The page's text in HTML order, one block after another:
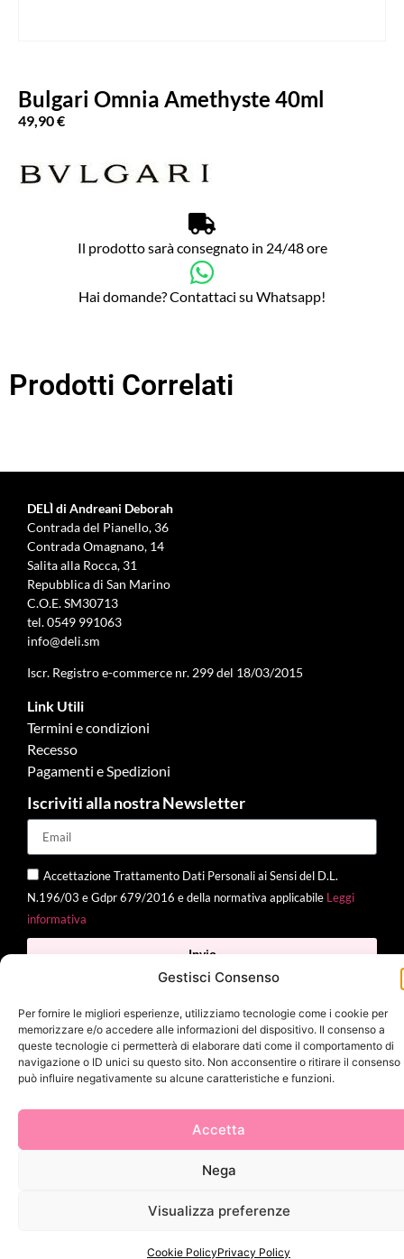
Gestisci Consenso
Per fornire le migliori esperienze, utilizziamo tecnologie come i cookie per
memorizzare e/o accedere alle informazioni del dispositivo. Il consenso a
queste tecnologie ci permetterà di elaborare dati come il comportamento di
navigazione o ID unici su questo sito. Non acconsentire o ritirare il consenso
può influire negativamente su alcune caratteristiche e funzioni.
Accetta
Nega
Visualizza preferenze
Cookie PolicyPrivacy Policy
Bulgari Omnia Amethyste 40ml
49,90€
Il prodotto sarà consegnato in 24/48 ore
Hai domande? Contattaci su Whatsapp!
Prodotti Correlati
DELÌ di Andreani Deborah
Contrada del Pianello, 36
Contrada Omagnano, 14
Salita alla Rocca, 31
Repubblica di San Marino
C.O.E. SM30713
tel.0549 991063
info@deli.sm
Iscr. Registro e-commerce nr. 299 del 18/03/2015
Link Utili
Termini e condizioni
Recesso
Pagamenti e Spedizioni
Iscriviti alla nostra Newsletter
Accettazione Trattamento Dati Personali ai Sensi del D.L.
N.196/03 e Gdpr 679/2016 e della normativa applicabile Leggi
informativa
Invia
2025 Delì |Privacy Policy|Cookie Policy| Made with byJenny
Mina